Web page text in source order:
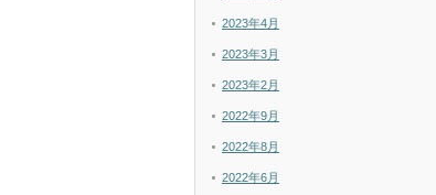
2023年4月
2023年3月
2023年2月
2022年9月
2022年8月
2022年6月